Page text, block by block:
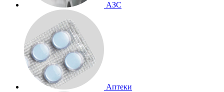
АЗС
Аптеки